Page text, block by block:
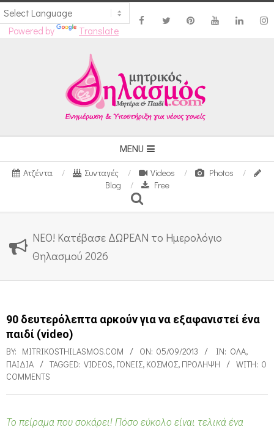
Powered by Translate
Navigation
Menu
MENU
Ατζέντα Συνταγές Videos
Photos
Blog
Free
Search
ΝΕΟ! Κατέβασε ΔΩΡΕΑΝ το Ημερολόγιο
Θηλασμού 2026
90 δευτερόλεπτα αρκούν για να εξαφανιστεί ένα
παιδί (video)
BY: MITRIKOSTHILASMOS.COM ON: 05/09/2013 IN: ΌΛΑ,
ΠΑΙΔΙΑ
TAGGED: VIDEOS, ΓΟΝΕΊΣ, ΚΌΣΜΟΣ, ΠΡΌΛΗΨΗ WITH: 0
COMMENTS
Το πείραμα που σοκάρει! Πόσο εύκολο είναι τελικά ένα